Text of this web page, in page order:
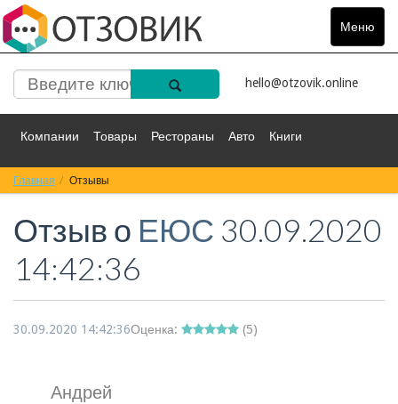
Меню
Toggle
hello@otzovik.online
Компании Товары Рестораны Авто Книги
Спорт Фильмы
Красота Здоровье Остальное
Главная Отзывы
Отзыв о ЕЮС 30.09.2020
14:42:36
30.09.2020 14:42:36Оценка: (5)
Андрей